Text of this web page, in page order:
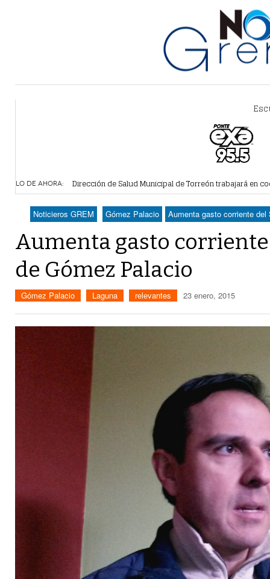
LO DE AHORA: 1 dia -
Alcalde de Torreón implementa estrategia de espacios
Proponen más tecnología para vigilar la movilidad de
Detienen a 18 personas en centro comercial de Torreón
Realizan en Torreón trámites de licencias de
Noticieros GREM Gómez Palacio Aumenta gasto corriente
Aumenta gasto
de Gómez Palacio
Gómez Palacio Laguna relevantes 23 enero, 2015